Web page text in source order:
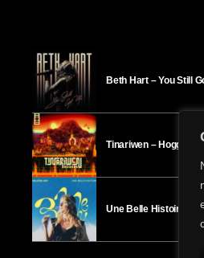
Beth Hart – You Still
Tinariwen – Hoggar
Une Belle Histoire –